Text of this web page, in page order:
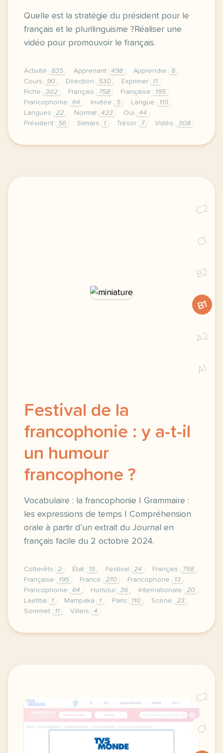
Quelle est la stratégie du président pour le
français et le plurilinguisme ?Réaliser une
vidéo pour promouvoir le français.
Activité 835 Apprenant 498 Apprendre
8
Cours
90 Direction 530 Exprimer
11
Fiche
302 Français 758 Française
195
Francophonie
64 Invitée 5 Langue
115
Langues
22 Normal 423 Oui
44
Président
56 Slimani 1 Trésor 7 Vidéo 308
didomi host didomi components button cursor
C2
C1
B2
B1
A2
A1
Festival de la
francophonie : y a-t-il
un humour
francophone ?
Vocabulaire : la francophonie | Grammaire :
les expressions de temps | Compréhension
orale à partir d’un extrait du Journal en
français facile du 2 octobre 2024.
Cotterêts 2 État 15 Festival 24 Français
758
Française
195 France 270 Francophone
13
Francophonie
64 Humour 36 Internationale
20
Laetitia
1 Mampaka 1 Paris 110 Scène
23
Sommet
11 Villers 4
exercice b1 festival de la francophonie y a t il un
C2
C1